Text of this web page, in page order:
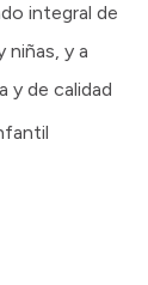
integral de
niñas, y a
y de calidad